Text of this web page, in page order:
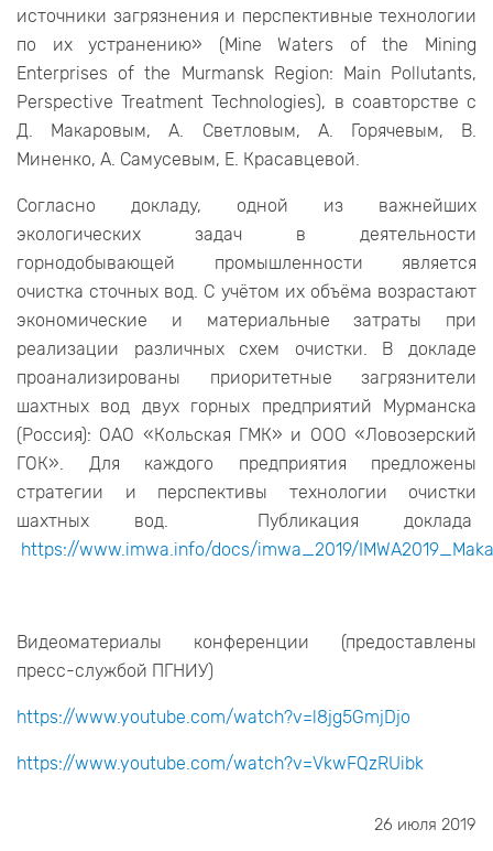
источники загрязнения и перспективные технологии
по их устранению» (Mine Waters of the Mining
Enterprises of the Murmansk Region: Main Pollutants,
Perspective Treatment Technologies), в соавторстве с
Д. Макаровым, А. Светловым, А. Горячевым, В.
Миненко, А. Самусевым, Е. Красавцевой.
Согласно докладу, одной из важнейших
экологических задач в деятельности
горнодобывающей промышленности является
очистка сточных вод. С учётом их объёма возрастают
экономические и материальные затраты при
реализации различных схем очистки. В докладе
проанализированы приоритетные загрязнители
шахтных вод двух горных предприятий Мурманска
(Россия): ОАО «Кольская ГМК» и ООО «Ловозерский
ГОК». Для каждого предприятия предложены
стратегии и перспективы технологии очистки
шахтных вод. Публикация доклада
https://www.imwa.info/docs/imwa_2019/
Видеоматериалы конференции (предоставлены
пресс-службой ПГНИУ)
https://www.youtube.com/watch?v=l8jg5GmjDjo
https://www.youtube.com/watch?v=VkwFQzRUibk
26 июля 2019